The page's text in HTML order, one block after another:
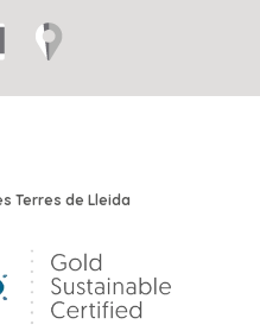
Terres de Lleida